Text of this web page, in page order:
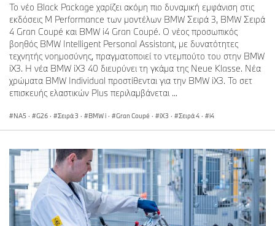
Το νέο Black Package χαρίζει ακόμη πιο δυναμική εμφάνιση στις
εκδόσεις M Performance των μοντέλων BMW Σειρά 3, BMW Σειρά
4 Gran Coupé και BMW i4 Gran Coupé. Ο νέος προσωπικός
βοηθός BMW Intelligent Personal Assistant, με δυνατότητες
τεχνητής νοημοσύνης, πραγματοποιεί το ντεμπούτο του στην BMW
iX3. Η νέα BMW iX3 40 διευρύνει τη γκάμα της Neue Klasse. Νέα
χρώματα BMW Individual προστίθενται για την BMW iX3. Το σετ
επισκευής ελαστικών Plus περιλαμβάνεται ...
NA5 · G26 · Σειρά 3 · BMW i · Gran Coupé · iX3 · Σειρά 4 · i4